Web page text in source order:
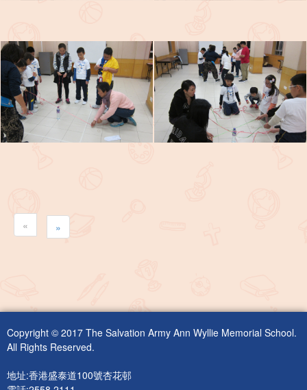
« »
Copyright © 2017 The Salvation Army Ann Wyllie Memorial School.
All Rights Reserved.
地址:香港盛泰道100號杏花邨